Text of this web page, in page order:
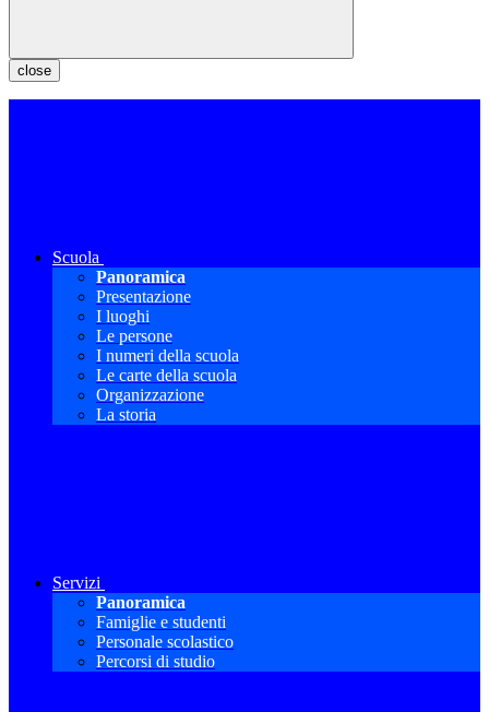
close
Scuola
Panoramica
Presentazione
I luoghi
Le persone
I numeri della scuola
Le carte della scuola
Organizzazione
La storia
Servizi
Panoramica
Famiglie e studenti
Personale scolastico
Percorsi di studio